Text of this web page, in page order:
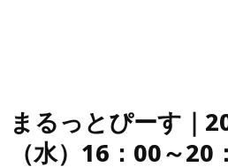
まるっとぴーす｜
（水）16：00～20